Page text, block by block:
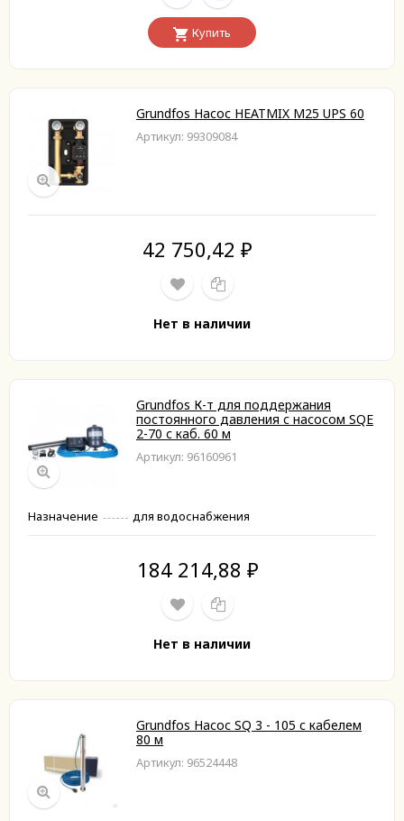
Купить
Grundfos Насос HEATMIX M25 UPS 60
Артикул: 99309084
42 750,42 ₽
Нет в наличии
Grundfos К-т для поддержания
постоянного давления с насосом SQE
2-70 с каб. 60 м
Артикул: 96160961
Назначение для водоснабжения
184 214,88 ₽
Нет в наличии
Grundfos Насос SQ 3 - 105 с кабелем
80 м
Артикул: 96524448